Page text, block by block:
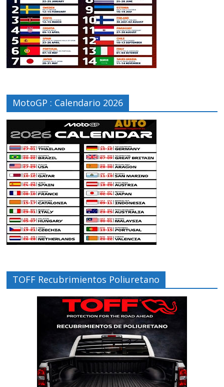
MotoGP : Calendario 2026
TOFF Recubrimientos Poliuretano